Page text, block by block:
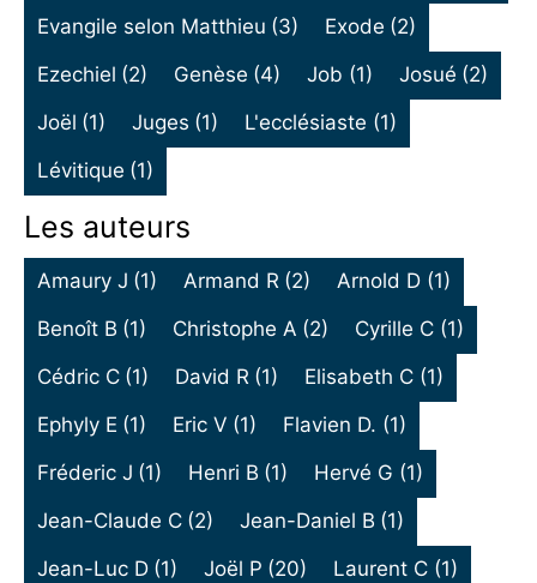
Evangile selon Matthieu (3) Exode (2)
Ezechiel (2) Genèse (4) Job (1) Josué (2)
Joël (1) Juges (1) L'ecclésiaste (1)
Lévitique (1)
Les auteurs
Amaury J (1) Armand R (2) Arnold D (1)
Benoît B (1) Christophe A (2) Cyrille C (1)
Cédric C (1) David R (1) Elisabeth C (1)
Ephyly E (1) Eric V (1) Flavien D. (1)
Fréderic J (1) Henri B (1) Hervé G (1)
Jean-Claude C (2) Jean-Daniel B (1)
Jean-Luc D (1) Joël P (20) Laurent C (1)